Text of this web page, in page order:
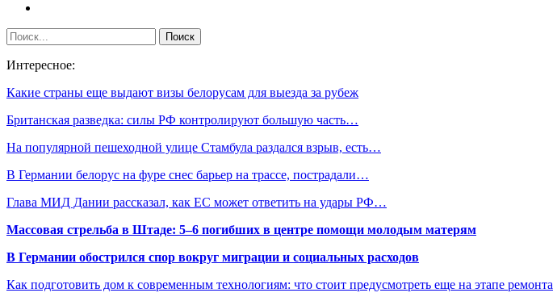
Интересное:
Какие страны еще выдают визы белорусам для выезда за рубеж
Британская разведка: силы РФ контролируют большую часть…
На популярной пешеходной улице Стамбула раздался взрыв, есть…
В Германии белорус на фуре снес барьер на трассе, пострадали…
Глава МИД Дании рассказал, как ЕС может ответить на удары РФ…
Массовая стрельба в Штаде: 5–6 погибших в центре помощи молодым матерям
В Германии обострился спор вокруг миграции и социальных расходов
Как подготовить дом к современным технологиям: что стоит предусмотреть еще на этапе ремонта